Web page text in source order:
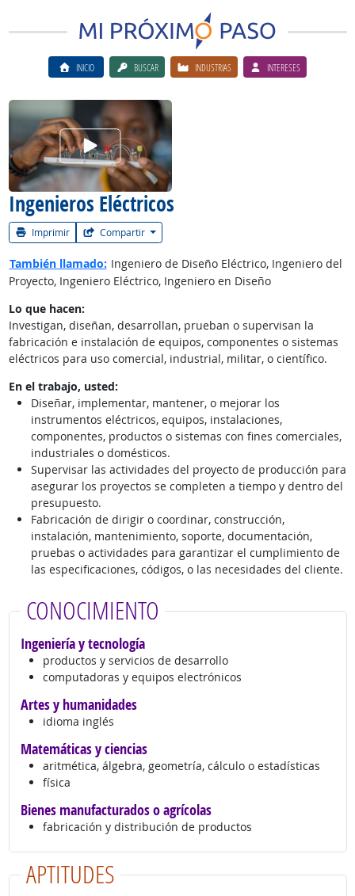
INICIO BUSCAR INDUSTRIAS INTERESES
Ingenieros Eléctricos
Imprimir Compartir
Ver el vίdeo de la carrera
También llamado: Ingeniero de Diseño Eléctrico, Ingeniero del
Proyecto, Ingeniero Eléctrico, Ingeniero en Diseño
Lo que hacen:
Investigan, diseñan, desarrollan, prueban o supervisan la
fabricación e instalación de equipos, componentes o sistemas
eléctricos para uso comercial, industrial, militar, o científico.
En el trabajo, usted:
Diseñar, implementar, mantener, o mejorar los
instrumentos eléctricos, equipos, instalaciones,
componentes, productos o sistemas con fines comerciales,
industriales o domésticos.
Supervisar las actividades del proyecto de producción para
asegurar los proyectos se completen a tiempo y dentro del
presupuesto.
Fabricación de dirigir o coordinar, construcción,
instalación, mantenimiento, soporte, documentación,
pruebas o actividades para garantizar el cumplimiento de
las especificaciones, códigos, o las necesidades del cliente.
CONOCIMIENTO
Ingeniería y tecnología
productos y servicios de desarrollo
computadoras y equipos electrónicos
Artes y humanidades
idioma inglés
Matemáticas y ciencias
aritmética, álgebra, geometría, cálculo o estadísticas
física
Bienes manufacturados o agrícolas
fabricación y distribución de productos
APTITUDES